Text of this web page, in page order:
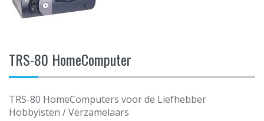
TRS-80 HomeComputer
TRS-80 HomeComputers voor de Liefhebber
Hobbyisten / Verzamelaars